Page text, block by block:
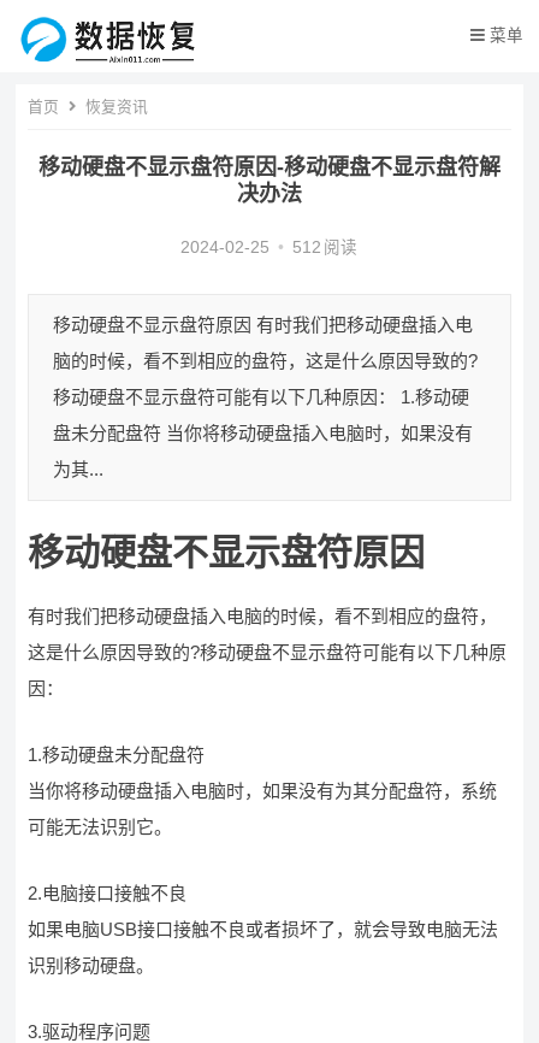
菜单
首页 恢复资讯
移动硬盘不显示盘符原因-移动硬盘不显示盘符解
决办法
2024-02-25 • 512 阅读
移动硬盘不显示盘符原因 有时我们把移动硬盘插入电
脑的时候，看不到相应的盘符，这是什么原因导致的?
移动硬盘不显示盘符可能有以下几种原因： 1.移动硬
盘未分配盘符 当你将移动硬盘插入电脑时，如果没有
为其...
移动硬盘不显示盘符原因
有时我们把移动硬盘插入电脑的时候，看不到相应的盘符，
这是什么原因导致的?移动硬盘不显示盘符可能有以下几种原
因：
1.移动硬盘未分配盘符
当你将移动硬盘插入电脑时，如果没有为其分配盘符，系统
可能无法识别它。
2.电脑接口接触不良
如果电脑USB接口接触不良或者损坏了，就会导致电脑无法
识别移动硬盘。
3.驱动程序问题